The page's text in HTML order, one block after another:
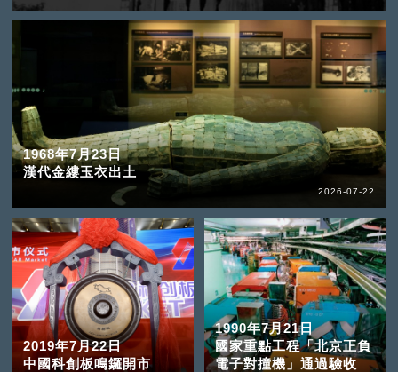
1968年7月23日
漢代金縷玉衣出土
2026-07-22
2019年7月22日
中國科創板鳴鑼開市
1990年7月21日
國家重點工程「北京正負
電子對撞機」通過驗收